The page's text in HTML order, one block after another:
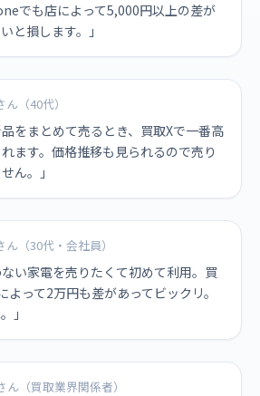
でも店によって5,000円以上の差が
と損します。」
ん（40代）
品をまとめて売るとき、買取Xで一番高
ます。価格推移も見られるので売り
ん。」
ん（30代・会社員）
ない家電を売りたくて初めて利用。買
よって2万円も差があってビックリ。
」
ん（買取業界関係者）